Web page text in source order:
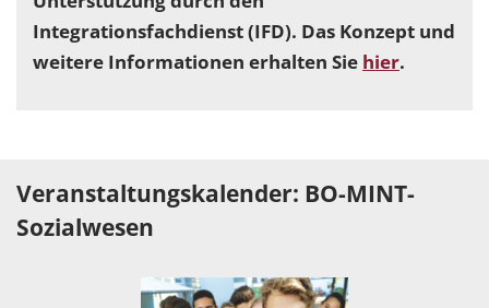
Integrationsfachdienst (IFD). Das Konzept und
weitere Informationen erhalten Sie hier.
Veranstaltungskalender: BO-MINT-
Sozialwesen